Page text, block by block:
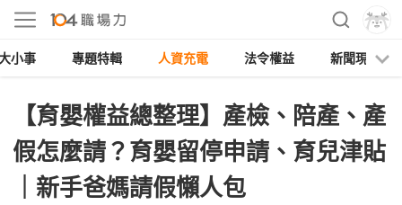
小事 專題特輯 人資充電 法令權益 新聞現場
【育嬰權益總整理】產檢、陪產、產
假怎麼請？育嬰留停申請、育兒津貼
｜新手爸媽請假懶人包